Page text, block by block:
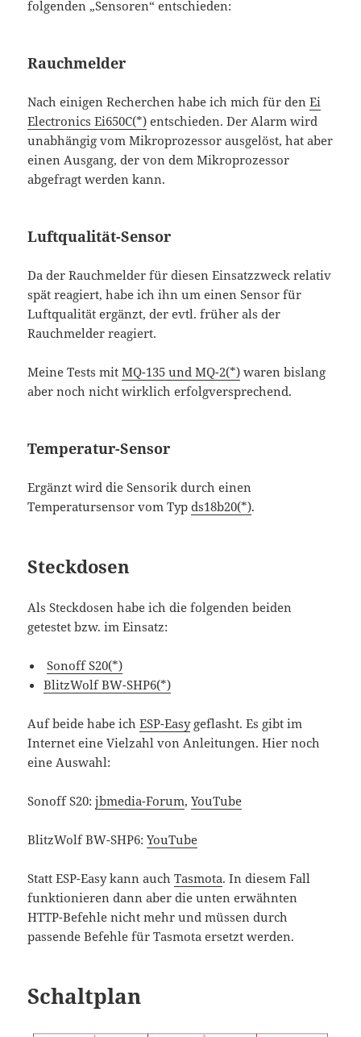
folgenden „Sensoren“ entschieden:
Rauchmelder
Nach einigen Recherchen habe ich mich für denEi
Electronics Ei650C(*) entschieden. Der Alarm wird
unabhängig vom Mikroprozessor ausgelöst, hat aber
einen Ausgang, der von dem Mikroprozessor
abgefragt werden kann.
Luftqualität-Sensor
Da der Rauchmelder für diesen Einsatzzweck relativ
spät reagiert, habe ich ihn um einen Sensor für
Luftqualität ergänzt, der evtl. früher als der
Rauchmelder reagiert.
Meine Tests mitMQ-135 und MQ-2(*) waren bislang
aber noch nicht wirklich erfolgversprechend.
Temperatur-Sensor
Ergänzt wird die Sensorik durch einen
Temperatursensor vom Typds18b20(*).
Steckdosen
Als Steckdosen habe ich die folgenden beiden
getestet bzw. im Einsatz:
Sonoff S20(*)
BlitzWolf BW-SHP6(*)
Auf beide habe ichESP-Easygeflasht. Es gibt im
Internet eine Vielzahl von Anleitungen. Hier noch
eine Auswahl:
Sonoff S20:jbmedia-Forum,YouTube
BlitzWolf BW-SHP6:YouTube
Statt ESP-Easy kann auchTasmota. In diesem Fall
funktionieren dann aber die unten erwähnten
HTTP-Befehle nicht mehr und müssen durch
passende Befehle für Tasmota ersetzt werden.
Schaltplan